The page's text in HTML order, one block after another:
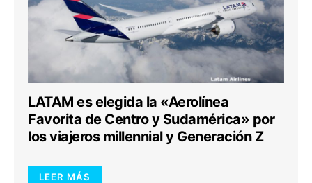
LATAM es elegida la «Aerolínea
Favorita de Centro y Sudamérica» por
los viajeros millennial y Generación Z
LEER MÁS